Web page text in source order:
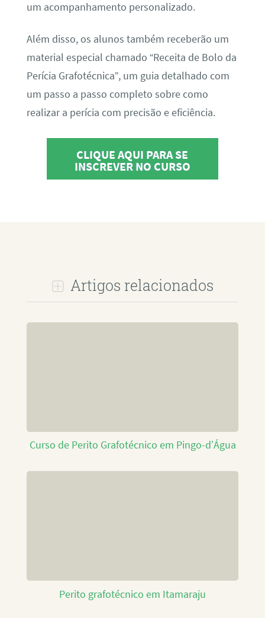
um acompanhamento personalizado.
Além disso, os alunos também receberão um
material especial chamado “Receita de Bolo da
Perícia Grafotécnica”, um guia detalhado com
um passo a passo completo sobre como
realizar a perícia com precisão e eficiência.
CLIQUE AQUI PARA SE
INSCREVER NO CURSO
Artigos relacionados
Curso de Perito Grafotécnico em Pingo-d’Água
Perito grafotécnico em Itamaraju